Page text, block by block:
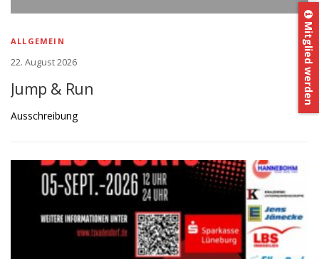
ALLGEMEIN
22. August 2026
Jump & Run
Ausschreibung
Mitglied werden